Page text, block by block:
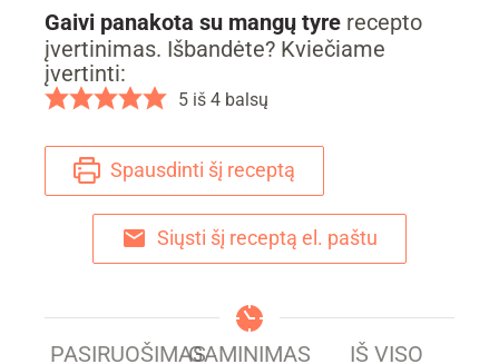
Gaivi panakota su mangų tyre recepto
įvertinimas. Išbandėte? Kviečiame
įvertinti:
5 iš 4 balsų
Spausdinti šį receptą
Siųsti šį receptą el. paštu
PASIRUOŠIMASGAMINIMAS
IŠ VISO